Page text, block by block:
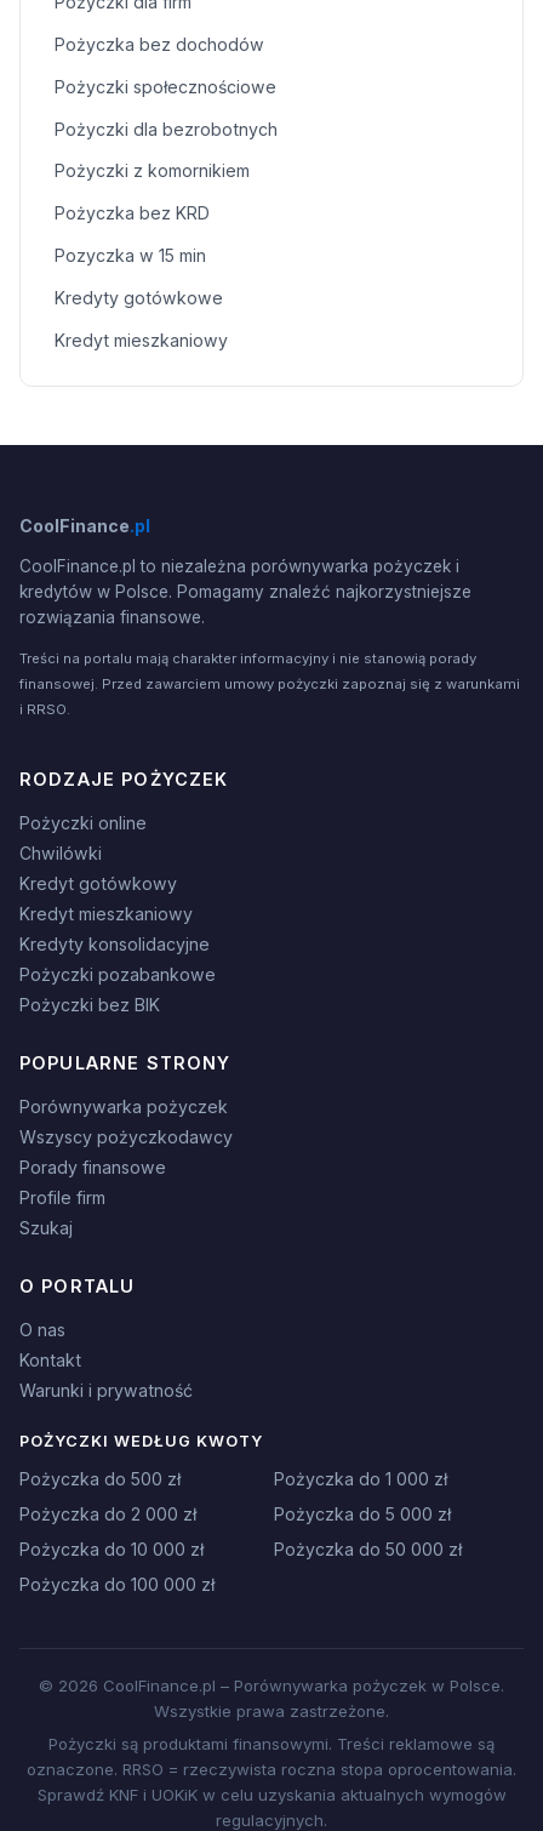
Pożyczka bez dochodów
Pożyczki społecznościowe
Pożyczki dla bezrobotnych
Pożyczki z komornikiem
Pożyczka bez KRD
Pozyczka w 15 min
Kredyty gotówkowe
Kredyt mieszkaniowy
CoolFinance.pl
CoolFinance.pl to niezależna porównywarka pożyczek i
kredytów w Polsce. Pomagamy znaleźć najkorzystniejsze
rozwiązania finansowe.
Treści na portalu mają charakter informacyjny i nie stanowią porady
finansowej. Przed zawarciem umowy pożyczki zapoznaj się z warunkami
i RRSO.
RODZAJE POŻYCZEK
Pożyczki online
Chwilówki
Kredyt gotówkowy
Kredyt mieszkaniowy
Kredyty konsolidacyjne
Pożyczki pozabankowe
Pożyczki bez BIK
POPULARNE STRONY
Porównywarka pożyczek
Wszyscy pożyczkodawcy
Porady finansowe
Profile firm
Szukaj
O PORTALU
O nas
Kontakt
Warunki i prywatność
POŻYCZKI WEDŁUG KWOTY
Pożyczka do 500 zł
Pożyczka do 1 000 zł
Pożyczka do 2 000 zł
Pożyczka do 5 000 zł
Pożyczka do 10 000 zł
Pożyczka do 50 000 zł
Pożyczka do 100 000 zł
© 2026 CoolFinance.pl – Porównywarka pożyczek w Polsce.
Wszystkie prawa zastrzeżone.
Pożyczki są produktami finansowymi. Treści reklamowe są
oznaczone. RRSO = rzeczywista roczna stopa oprocentowania.
Sprawdź KNF i UOKiK w celu uzyskania aktualnych wymogów
regulacyjnych.